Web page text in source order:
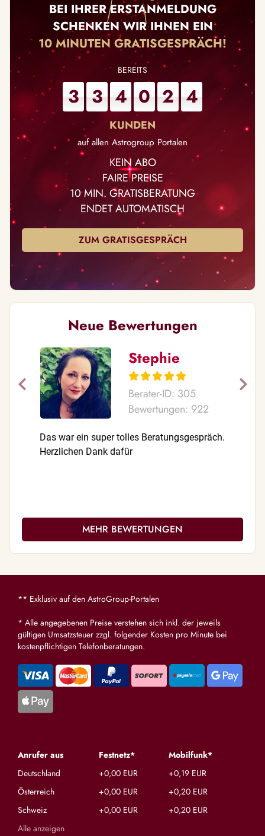
BEI IHRER ERSTANMELDUNG
SCHENKEN WIR IHNEN EIN
10 MINUTEN GRATISGESPRÄCH!
3 3 4 0 2 4
auf allen Astrogroup Portalen
KEIN ABO
FAIRE PREISE
10 MIN. GRATISBERATUNG
ENDET AUTOMATISCH
ZUM GRATISGESPRÄCH
Neue Bewertungen
Stephie
Berater-ID: 305
Bewertungen: 922
Das war ein super tolles Beratungsgespräch.
Herzlichen Dank dafür
MEHR BEWERTUNGEN
** Exklusiv auf den AstroGroup-Portalen
* Alle angegebenen Preise verstehen sich inkl. der jeweils
gültigen Umsatzsteuer zzgl. folgender Kosten pro Minute bei
kostenpflichtigen Telefonberatungen.
Anrufer aus Festnetz*
Mobilfunk*
Deutschland
+0,00 EUR
+0,19 EUR
Österreich
+0,00 EUR
+0,20 EUR
Schweiz
+0,00 EUR
+0,20 EUR
Alle anzeigen